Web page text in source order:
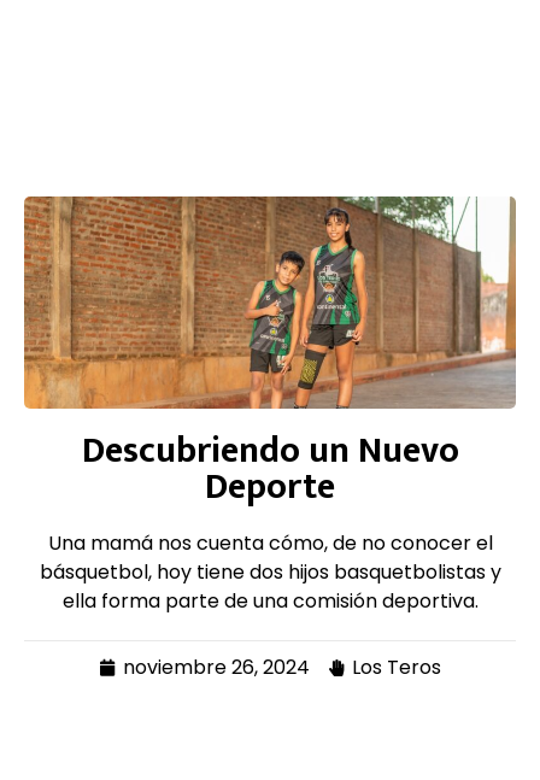
Descubriendo un Nuevo
Deporte
Una mamá nos cuenta cómo, de no conocer el
básquetbol, hoy tiene dos hijos basquetbolistas y
ella forma parte de una comisión deportiva.
noviembre 26, 2024 Los Teros